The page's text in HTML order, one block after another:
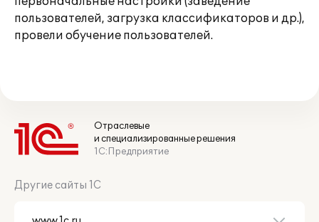
пользователей, загрузка классификаторов и др.),
провели обучение пользователей.
Отраслевые
и специализированные решения
1С:Предприятие
Другие сайты 1С